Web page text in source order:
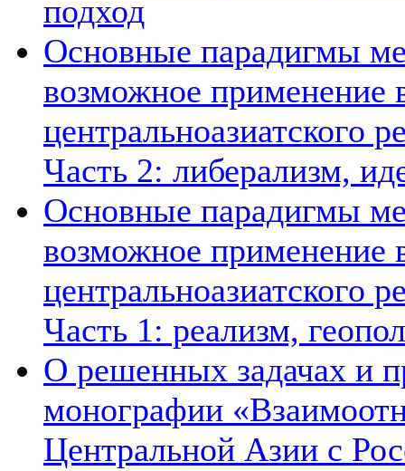
подход
Основные парадигмы
возможное применение
центральноазиатского
Часть 2: либерализм,
Основные парадигмы
возможное применение
центральноазиатского
Часть 1: реализм,
О решенных задачах и
монографии
Центральной Азии с